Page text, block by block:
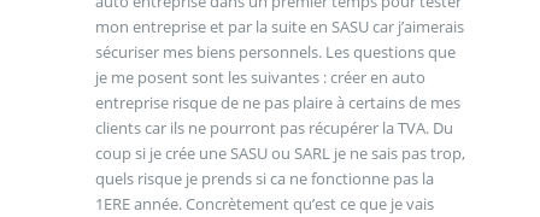
mon entreprise et par la suite en SASU car j’aimerais
sécuriser mes biens personnels. Les questions que
je me posent sont les suivantes : créer en auto
entreprise risque de ne pas plaire à certains de mes
clients car ils ne pourront pas récupérer la TVA. Du
coup si je crée une SASU ou SARL je ne sais pas trop,
quels risque je prends si ca ne fonctionne pas la
1ERE année. Concrètement qu’est ce que je vais